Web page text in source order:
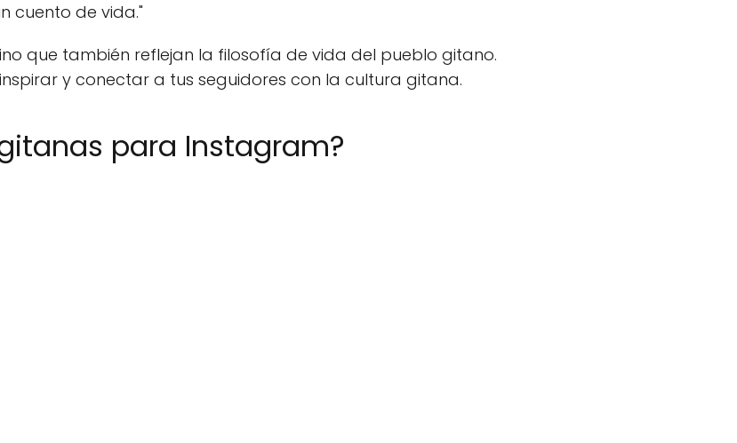
cuento de vida."
que también reflejan la filosofía de vida del pueblo gitano.
y conectar a tus seguidores con la cultura gitana.
para Instagram?